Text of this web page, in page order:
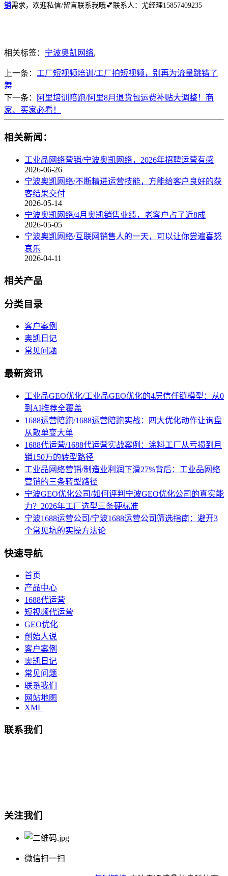
销需求，欢迎私信/留言联系我哦💕联系人：尤经理15857409235
相关标签： 宁波奥凯网络,
上一条： 工厂短视频培训/工厂拍短视频，别再为流量跳错了
舞
下一条：
阿里培训陪跑/阿里8月退货包运费补贴大调整！商
家、买家必看！
相关新闻：
工业品网络营销/宁波奥凯网络，2026年招聘运营有感
2026-06-26
宁波奥凯网络/不断精进运营技能，方能给客户良好的获
客结果交付
2026-05-14
宁波奥凯网络/4月奥凯销售业绩，老客户占了近8成
2026-05-05
宁波奥凯网络/互联网销售人的一天，可以让你尝遍喜怒
哀乐
2026-04-11
相关产品
分类目录
客户案例
奥凯日记
常见问题
最新资讯
工业品GEO优化/工业品GEO优化的4层信任链模型：从0
到AI推荐全覆盖
1688运营陪跑/1688运营陪跑实战：四大优化动作让询盘
从散单变大单
1688代运营/1688代运营实战案例：涂料工厂从亏损到月
销150万的转型路径
工业品网络营销/制造业利润下滑27%背后：工业品网络
营销的三条转型路径
宁波GEO优化公司/如何评判宁波GEO优化公司的真实能
力？2026年工厂选型三条硬标准
宁波1688运营公司/宁波1688运营公司筛选指南：避开3
个常见坑的实操方法论
快速导航
首页
产品中心
1688代运营
短视频代运营
GEO优化
创始人说
客户案例
奥凯日记
常见问题
联系我们
网站地图
XML
联系我们
关注我们
微信扫一扫